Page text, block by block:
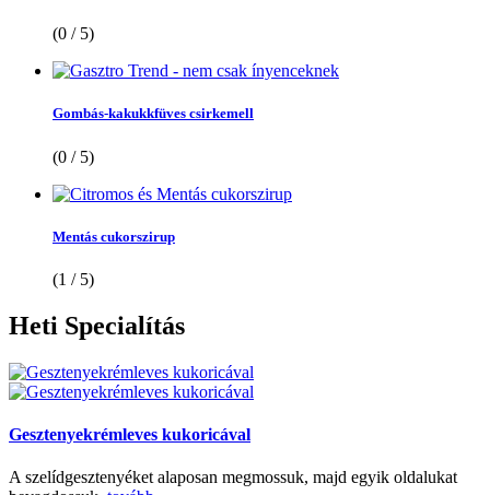
(0 / 5)
Gombás-kakukkfüves csirkemell
(0 / 5)
Mentás cukorszirup
(1 / 5)
Heti Specialítás
Gesztenyekrémleves kukoricával
A szelídgesztenyéket alaposan megmossuk, majd egyik oldalukat